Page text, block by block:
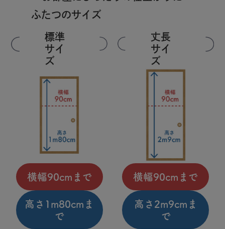
ふたつのサイズ
標準
サイ
ズ
横幅90cmまで
高さ1m80cmま
で
丈長
サイ
ズ
横幅90cmまで
高さ2m9cmま
で